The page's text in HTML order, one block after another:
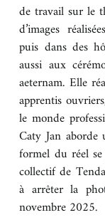
CONTACT
de travail sur le
d’images
puis dans des
aussi aux
aeternam. Elle
apprentis
le monde
Caty Jan aborde
formel du réel
collectif de
à arrêter la
novembre 2025.